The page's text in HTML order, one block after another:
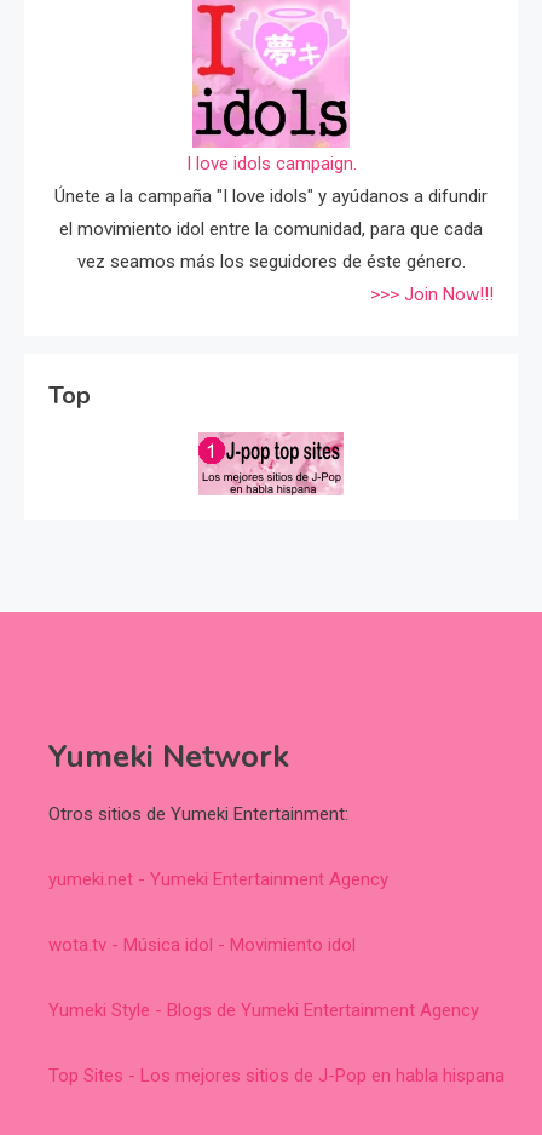
I love idols campaign.
Únete a la campaña "I love idols" y ayúdanos a difundir
el movimiento idol entre la comunidad, para que cada
vez seamos más los seguidores de éste género.
>>> Join Now!!!
Top
Yumeki Network
Otros sitios de Yumeki Entertainment:
yumeki.net - Yumeki Entertainment Agency
wota.tv - Música idol - Movimiento idol
Yumeki Style - Blogs de Yumeki Entertainment Agency
Top Sites - Los mejores sitios de J-Pop en habla hispana